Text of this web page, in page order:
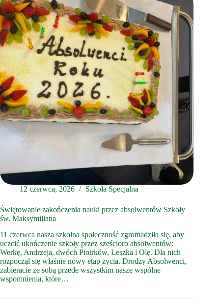
12 czerwca, 2026 Szkoła Specjalna
Świętowanie zakończenia nauki przez absolwentów Szkoły
św. Maksymiliana
11 czerwca nasza szkolna społeczność zgromadziła się, aby
uczcić ukończenie szkoły przez sześcioro absolwentów:
Werkę, Andrzeja, dwóch Piotrków, Leszka i Olę. Dla nich
rozpoczął się właśnie nowy etap życia. Drodzy Absolwenci,
zabieracie ze sobą przede wszystkim nasze wspólne
wspomnienia, które…